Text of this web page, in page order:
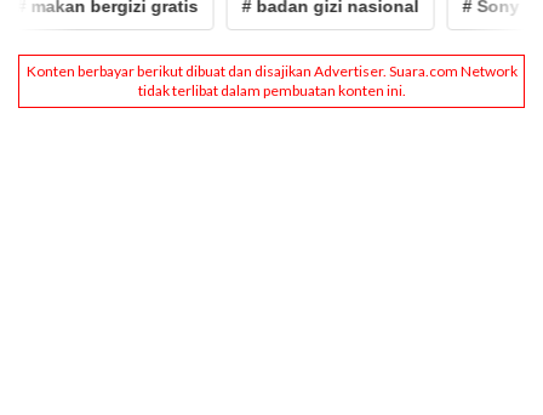
bergizi gratis # badan gizi nasional # Sony